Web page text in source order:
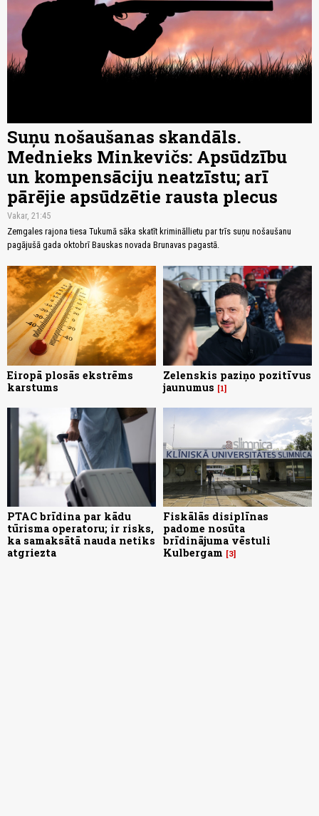
Suņu nošaušanas skandāls.
Mednieks Minkevičs: Apsūdzību
un kompensāciju neatzīstu; arī
pārējie apsūdzētie rausta plecus
Vakar, 21:45
Zemgales rajona tiesa Tukumā sāka skatīt krimināllietu par trīs suņu nošaušanu
pagājušā gada oktobrī Bauskas novada Brunavas pagastā.
Eiropā plosās ekstrēms
karstums
Zelenskis paziņo pozitīvus
jaunumus
1
PTAC brīdina par kādu
tūrisma operatoru; ir risks,
ka samaksātā nauda netiks
atgriezta
Fiskālās disiplīnas
padome nosūta
brīdinājuma vēstuli
Kulbergam
3